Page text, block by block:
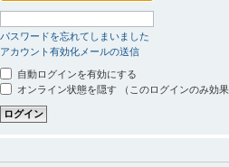
パスワードを忘れてしまいました
アカウント有効化メールの送信
自動ログインを有効にする
オンライン状態を隠す （このログインのみ効